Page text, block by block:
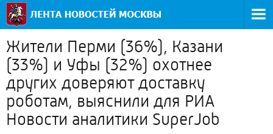
Жители Перми (36%), Казани
(33%) и Уфы (32%) охотнее
других доверяют доставку
роботам, выяснили для РИА
Новости аналитики SuperJob